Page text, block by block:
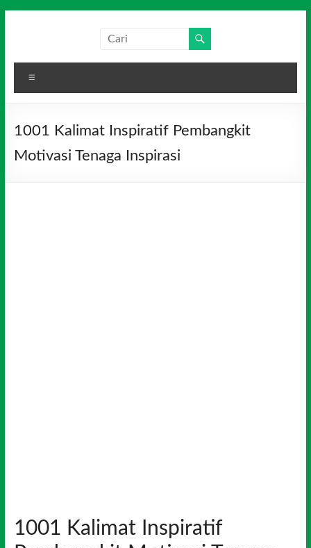
Media
Indonesia
1001 Kalimat Inspiratif Pembangkit
Motivasi Tenaga Inspirasi
1001 Kalimat Inspiratif